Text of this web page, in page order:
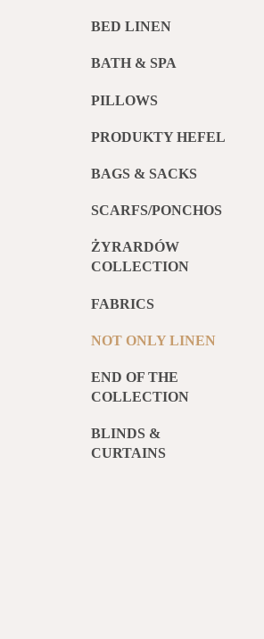
BED LINEN
BATH & SPA
PILLOWS
PRODUKTY HEFEL
BAGS & SACKS
SCARFS/PONCHOS
ŻYRARDÓW
COLLECTION
FABRICS
NOT ONLY LINEN
END OF THE
COLLECTION
BLINDS &
CURTAINS